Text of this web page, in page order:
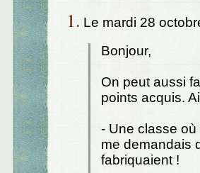
1. Le mardi 28
Bonjour,
On peut aussi
points acquis.
- Une classe
me demandais
fabriquaient !